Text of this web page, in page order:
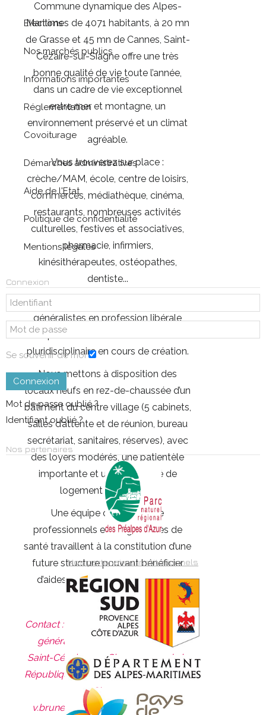
Commune dynamique des Alpes-
Maritimes de 4071 habitants, à 20 mn
de Grasse et 45 mn de Cannes, Saint-
Cézaire-sur-Siagne offre une très
bonne qualité de vie toute l’année,
dans un cadre de vie exceptionnel
entre mer et montagne, un
environnement préservé et un climat
agréable.
Vous trouverez sur place :
crèche/MAM, école, centre de loisirs,
commerces, médiathèque, cinéma,
restaurants, nombreuses activités
culturelles, festives et associatives,
pharmacie, infirmiers,
kinésithérapeutes, ostéopathes,
dentiste...
Nous recherchons des médecins
généralistes en profession libérale
pour notre maison de santé
pluridisciplinaire en cours de création.
Nous mettons à disposition des
locaux neufs en rez-de-chaussée d’un
bâtiment du centre village (5 cabinets,
salles d’attente et de réunion, bureau
secrétariat, sanitaires, réserves), avec
des loyers modérés, une patientèle
importante et une possibilité de
logement temporaire.
Une équipe composée de
professionnels et d’organismes de
santé travaillent à la constitution d’une
future structure pouvant bénéficier
d’aides financières à l’installation.
Contact : Valérie BRUNETTI, Directrice
générale des services, Mairie de
Saint-Cézaire-sur-Siagne, 5 rue de la
République, 06530 Saint-Cézaire-sur-
Siagne
v.brunetti@saintcezairesursiagne.fr
Elections
Nos marchés publics
Informations importantes
Réglementation
Covoiturage
Démarches administratives
Aide de l'Etat
Politique de confidentialité
Mentions légales
Connexion
Se souvenir de moi
Connexion
Mot de passe oublié ?
Identifiant oublié ?
Nos partenaires
Nos partenaires institutionnels